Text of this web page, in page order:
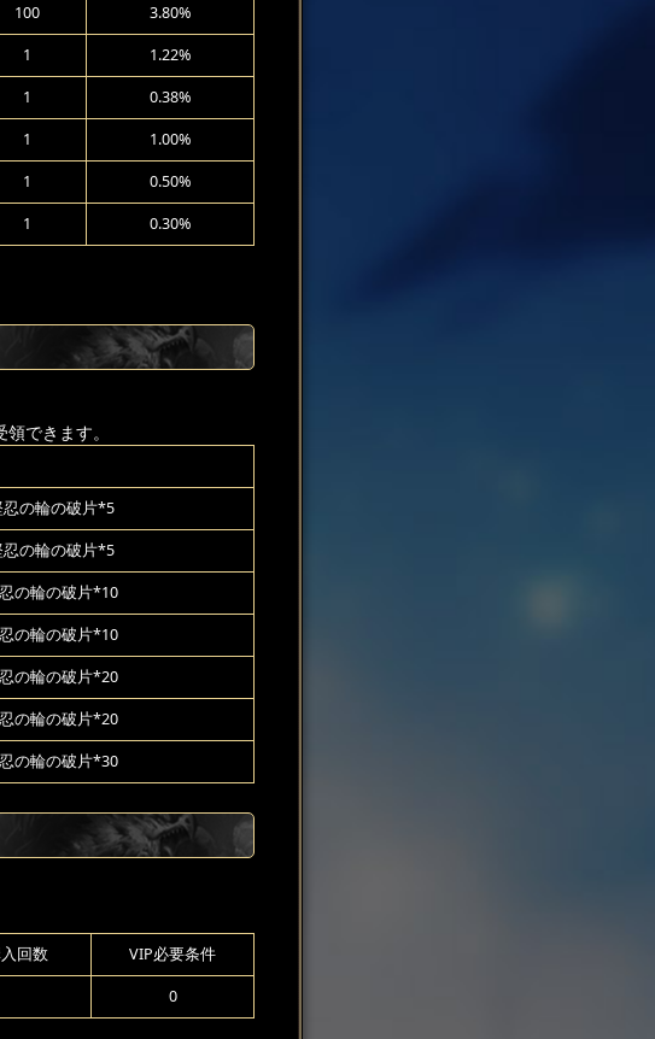
100 3.80%
1 1.22%
1 0.38%
1 1.00%
1 0.50%
1 0.30%
できます。
の輪の破片*5
の輪の破片*5
の輪の破片*10
の輪の破片*10
の輪の破片*20
の輪の破片*20
の輪の破片*30
回数 VIP必要条件
0